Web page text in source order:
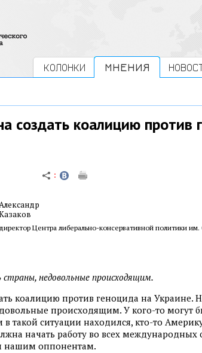
КОЛОНКИ МНЕНИЯ
создать коалицию против
директор Центра либерально-консервативной политики
недовольные происходящим.
коалицию против геноцида на Украине.
происходящим. У кого-то могут
в такой ситуации находился, кто-то
начать работу во всех международных
нашим оппонентам.